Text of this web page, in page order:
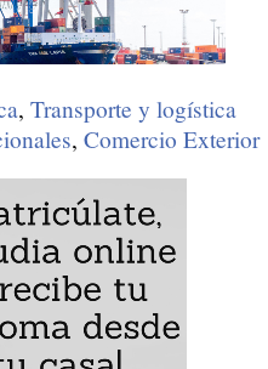
, Transporte y logística
, Comercio Exterior